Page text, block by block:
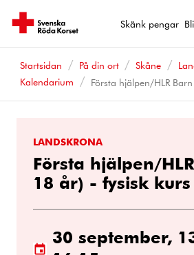
Skänk pengar
Startsidan På din ort Skåne
Kalendarium
Första hjälpen/HLR
LANDSKRONA
Första hjälpen/
18 år) - fysisk kurs
30 september,